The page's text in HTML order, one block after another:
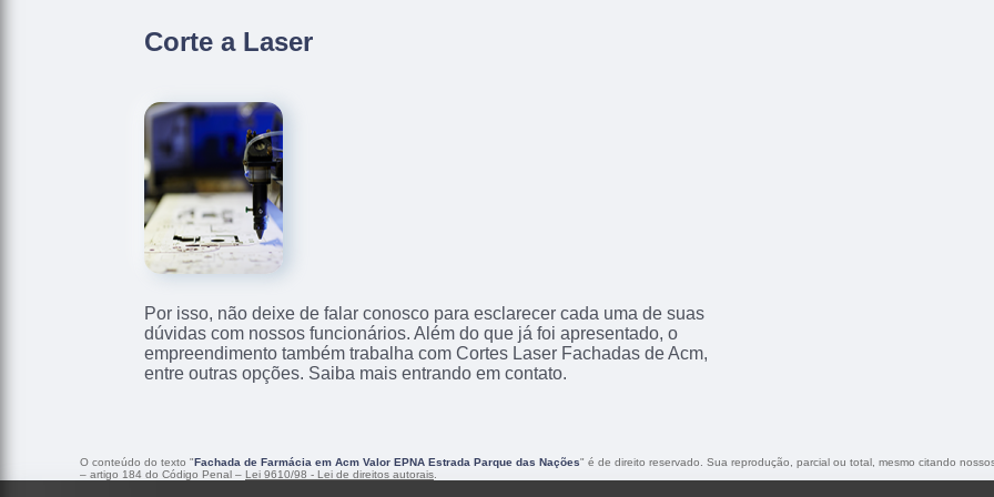
Corte a Laser
Por isso, não deixe de falar conosco para esclarecer cada uma de suas
dúvidas com nossos funcionários. Além do que já foi apresentado, o
empreendimento também trabalha com Cortes Laser Fachadas de Acm,
entre outras opções. Saiba mais entrando em contato.
O conteúdo do texto "Fachada de Farmácia em Acm Valor EPNA Estrada Parque das Nações" é de direito reservado. Sua reprodução, parcial ou total, mesmo citando
– artigo 184 do Código Penal – Lei 9610/98 - Lei de direitos autorais